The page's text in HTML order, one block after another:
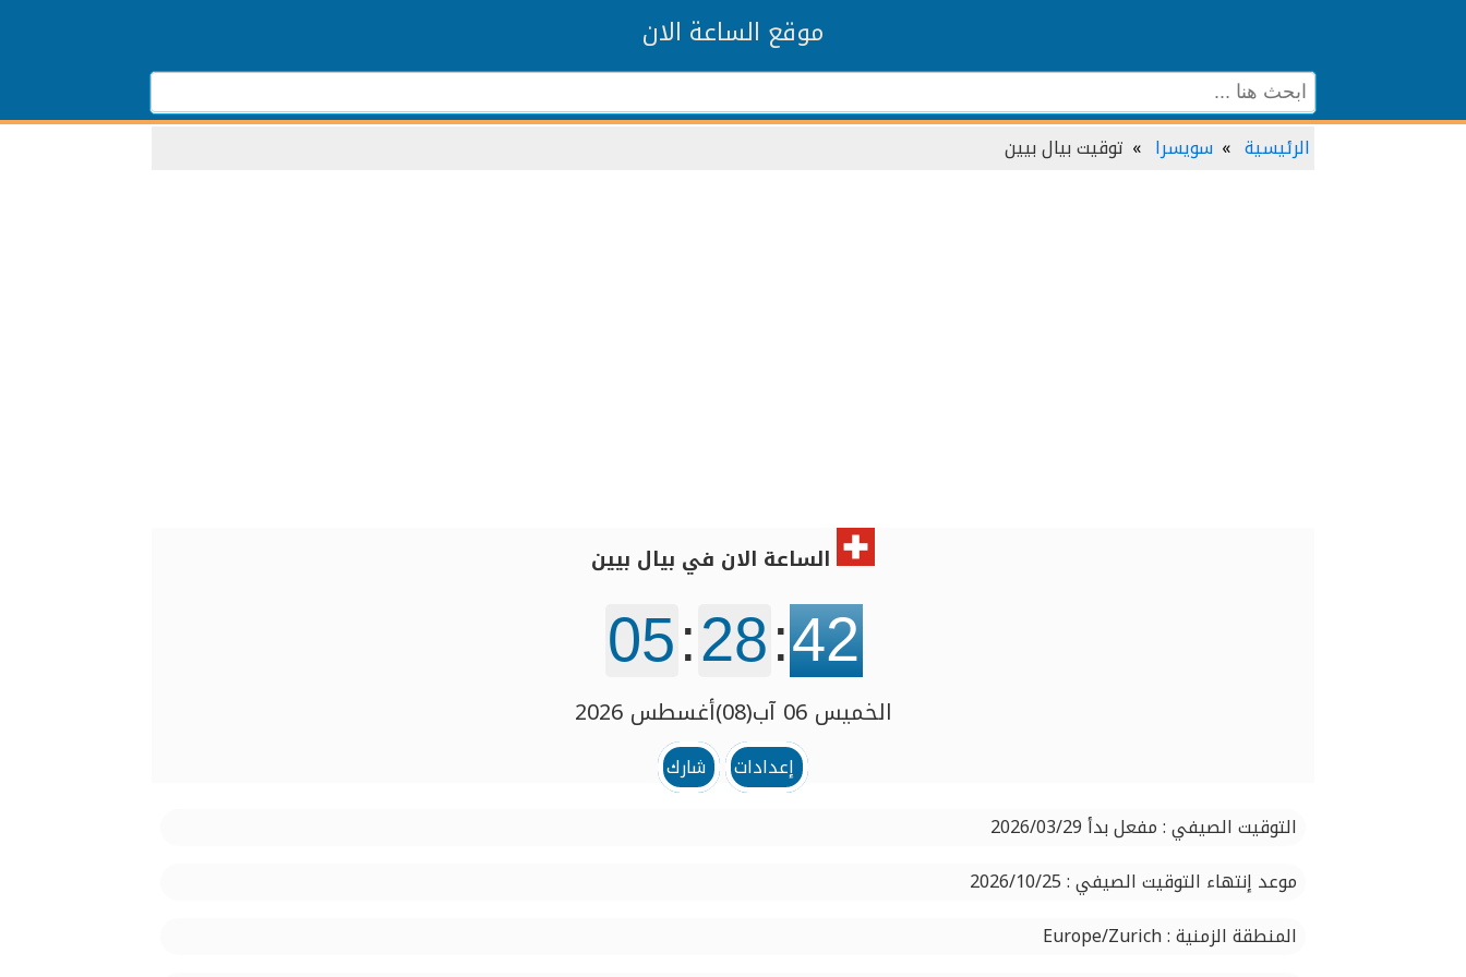
موقع الساعة الان
الرئيسية سويسرا توقيت بيال بيين
الساعة الان في بيال بيين
05:28:42
الخميس 06 آب(08)أغسطس 2026
إعدادات
شارك
التوقيت الصيفي : مفعل بدأ 2026/03/29
موعد إنتهاء التوقيت الصيفي : 2026/10/25
المنطقة الزمنية : Europe/Zurich